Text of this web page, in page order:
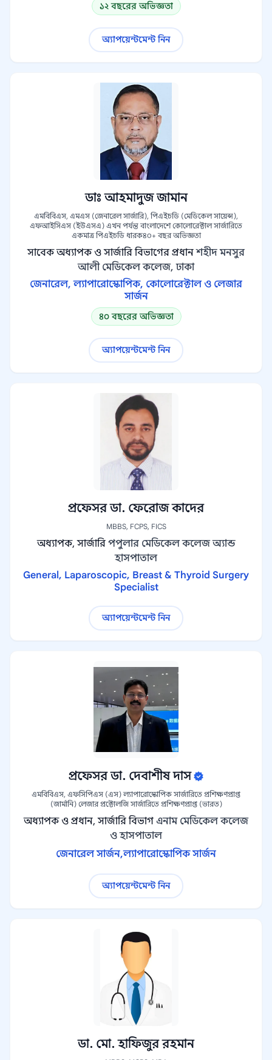
১২ বছরের অভিজ্ঞতা
অ্যাপয়েন্টমেন্ট নিন
ডাঃ আহমাদুজ জামান
এমবিবিএস, এমএস (জেনারেল সার্জারি), পিএইচডি (মেডিকেল সায়েন্স),
এফআইসিএস (ইউএসএ) এখন পর্যন্ত বাংলাদেশে কোলোরেক্টাল সার্জারিতে
একমাত্র পিএইচডি ধারক৪০+ বছর অভিজ্ঞতা
সাবেক অধ্যাপক ও সার্জারি বিভাগের প্রধান শহীদ মনসুর
আলী মেডিকেল কলেজ, ঢাকা
জেনারেল, ল্যাপারোস্কোপিক, কোলোরেক্টাল ও লেজার
সার্জন
৪০ বছরের অভিজ্ঞতা
অ্যাপয়েন্টমেন্ট নিন
প্রফেসর ডা. ফেরোজ কাদের
MBBS, FCPS, FICS
অধ্যাপক, সার্জারি পপুলার মেডিকেল কলেজ অ্যান্ড
হাসপাতাল
General, Laparoscopic, Breast & Thyroid Surgery
Specialist
অ্যাপয়েন্টমেন্ট নিন
প্রফেসর ডা. দেবাশীষ দাস
এমবিবিএস, এফসিপিএস (এস) ল্যাপারোস্কোপিক সার্জারিতে প্রশিক্ষণপ্রাপ্ত
(জার্মানি) লেজার প্রক্টোলজি সার্জারিতে প্রশিক্ষণপ্রাপ্ত (ভারত)
অধ্যাপক ও প্রধান, সার্জারি বিভাগ এনাম মেডিকেল কলেজ
ও হাসপাতাল
জেনারেল সার্জন,ল্যাপারোস্কোপিক সার্জন
অ্যাপয়েন্টমেন্ট নিন
ডা. মো. হাফিজুর রহমান